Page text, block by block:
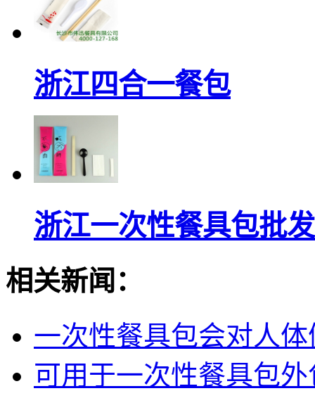
浙江四合一餐包
浙江一次性餐具包批发
相关新闻：
一次性餐具包会对人
可用于一次性餐具包